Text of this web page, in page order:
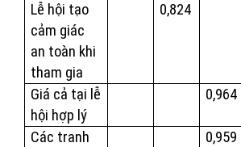
Lễ hội tạo
cảm giác
an toàn khi
tham gia
0,824
Giá cả tại lễ
hội hợp lý
0,964
Các tranh
0,959